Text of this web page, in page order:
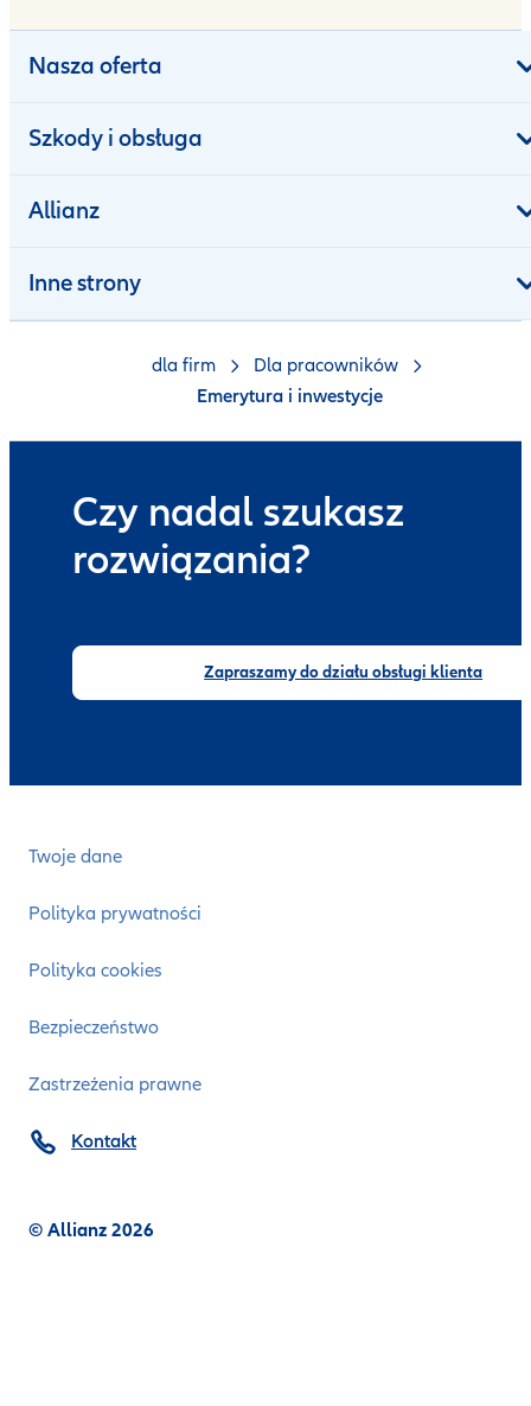
Nasza oferta
Szkody i obsługa
Allianz
Inne strony
Czy nadal szukasz
rozwiązania?
Zapraszamy do działu obsługi klienta
Twoje dane
Polityka prywatności
Polityka cookies
Bezpieczeństwo
Zastrzeżenia prawne
© Allianz 2026
Kontakt
dla firm
Dla pracowników
Emerytura i inwestycje